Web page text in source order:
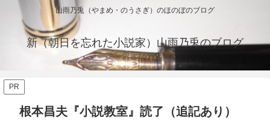
山雨乃兎（やまめ・のうさぎ）のほのぼのブログ
新（朝日を忘れた小説家）山雨乃兎のブログ
PR
根本昌夫『小説教室』読了（追記あり）